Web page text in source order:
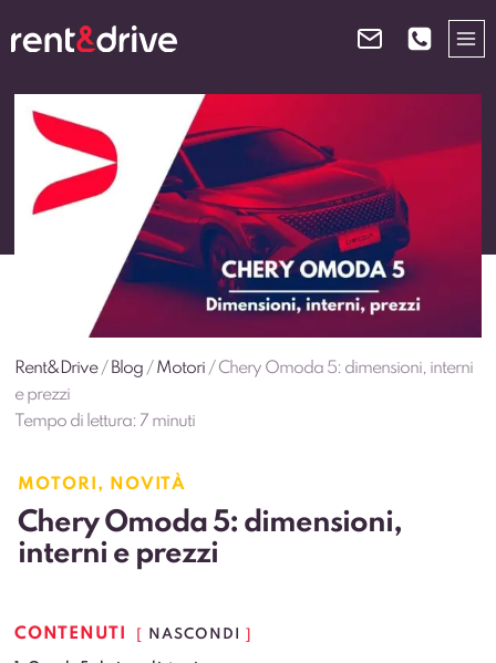
al
Rent&Drive/ Blog / Motori / Chery Omoda 5: dimensioni, interni
e prezzi
Tempo di lettura: 7 minuti
MOTORI, NOVITÀ
Chery Omoda 5: dimensioni,
interni e prezzi
CONTENUTI NASCONDI